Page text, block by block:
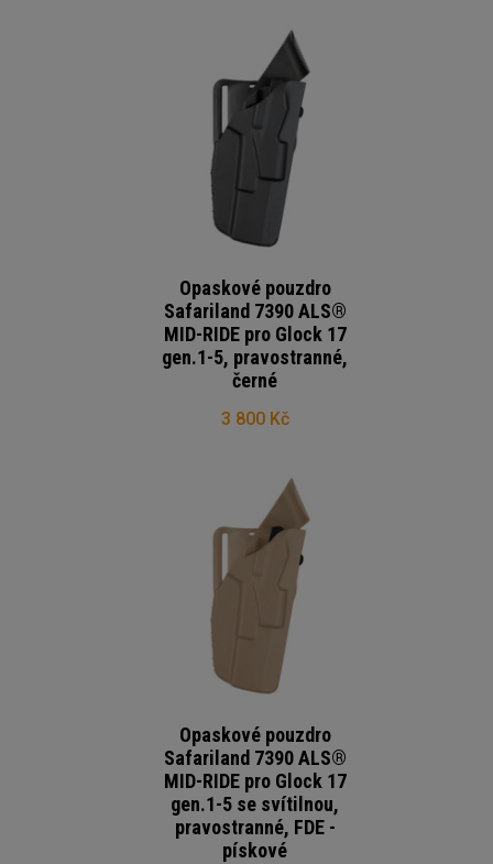
Opaskové pouzdro
Safariland 7390 ALS®
MID-RIDE pro Glock 17
gen.1-5, pravostranné,
černé
3 800 Kč
Opaskové pouzdro
Safariland 7390 ALS®
MID-RIDE pro Glock 17
gen.1-5 se svítilnou,
pravostranné, FDE -
pískové